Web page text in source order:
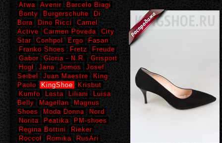
Atwa
Avenir
Barcelo Biagi
Bonty
Burgerschuhe
Di
Bora
Dino Ricci
Camel
Active
Carmen Poveda
City
Star
Conhpol Ergo
Fasan
Franko Shoes
Fretz
Freude
Gabor
Gloria - N.R.
Grisport
Hogl
Jana Jomos
Josef
Seibel
Juan Maestre
King
Paolo
KingShoe
Krisbut
Kumfo
Lesta Liliani
Luisa
Belly
Magellan
Magnus
Shoes
Moda Donna
Nord
Norita
Peatika
PM-shoes
Regina Bottini
Rieker
Roccol
Romika
RusAri